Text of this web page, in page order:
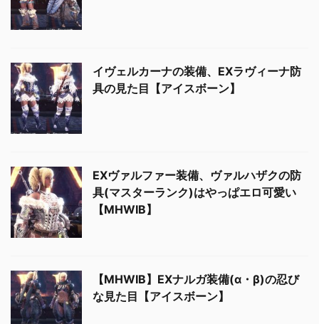
イヴェルカーナの装備、EXラヴィーナ防
具の見た目【アイスボーン】
EXヴァルファー装備、ヴァルハザクの防
具(マスターランク)はやっぱエロ可愛い
【MHWIB】
【MHWIB】EXナルガ装備(α・β)の忍び
な見た目【アイスボーン】